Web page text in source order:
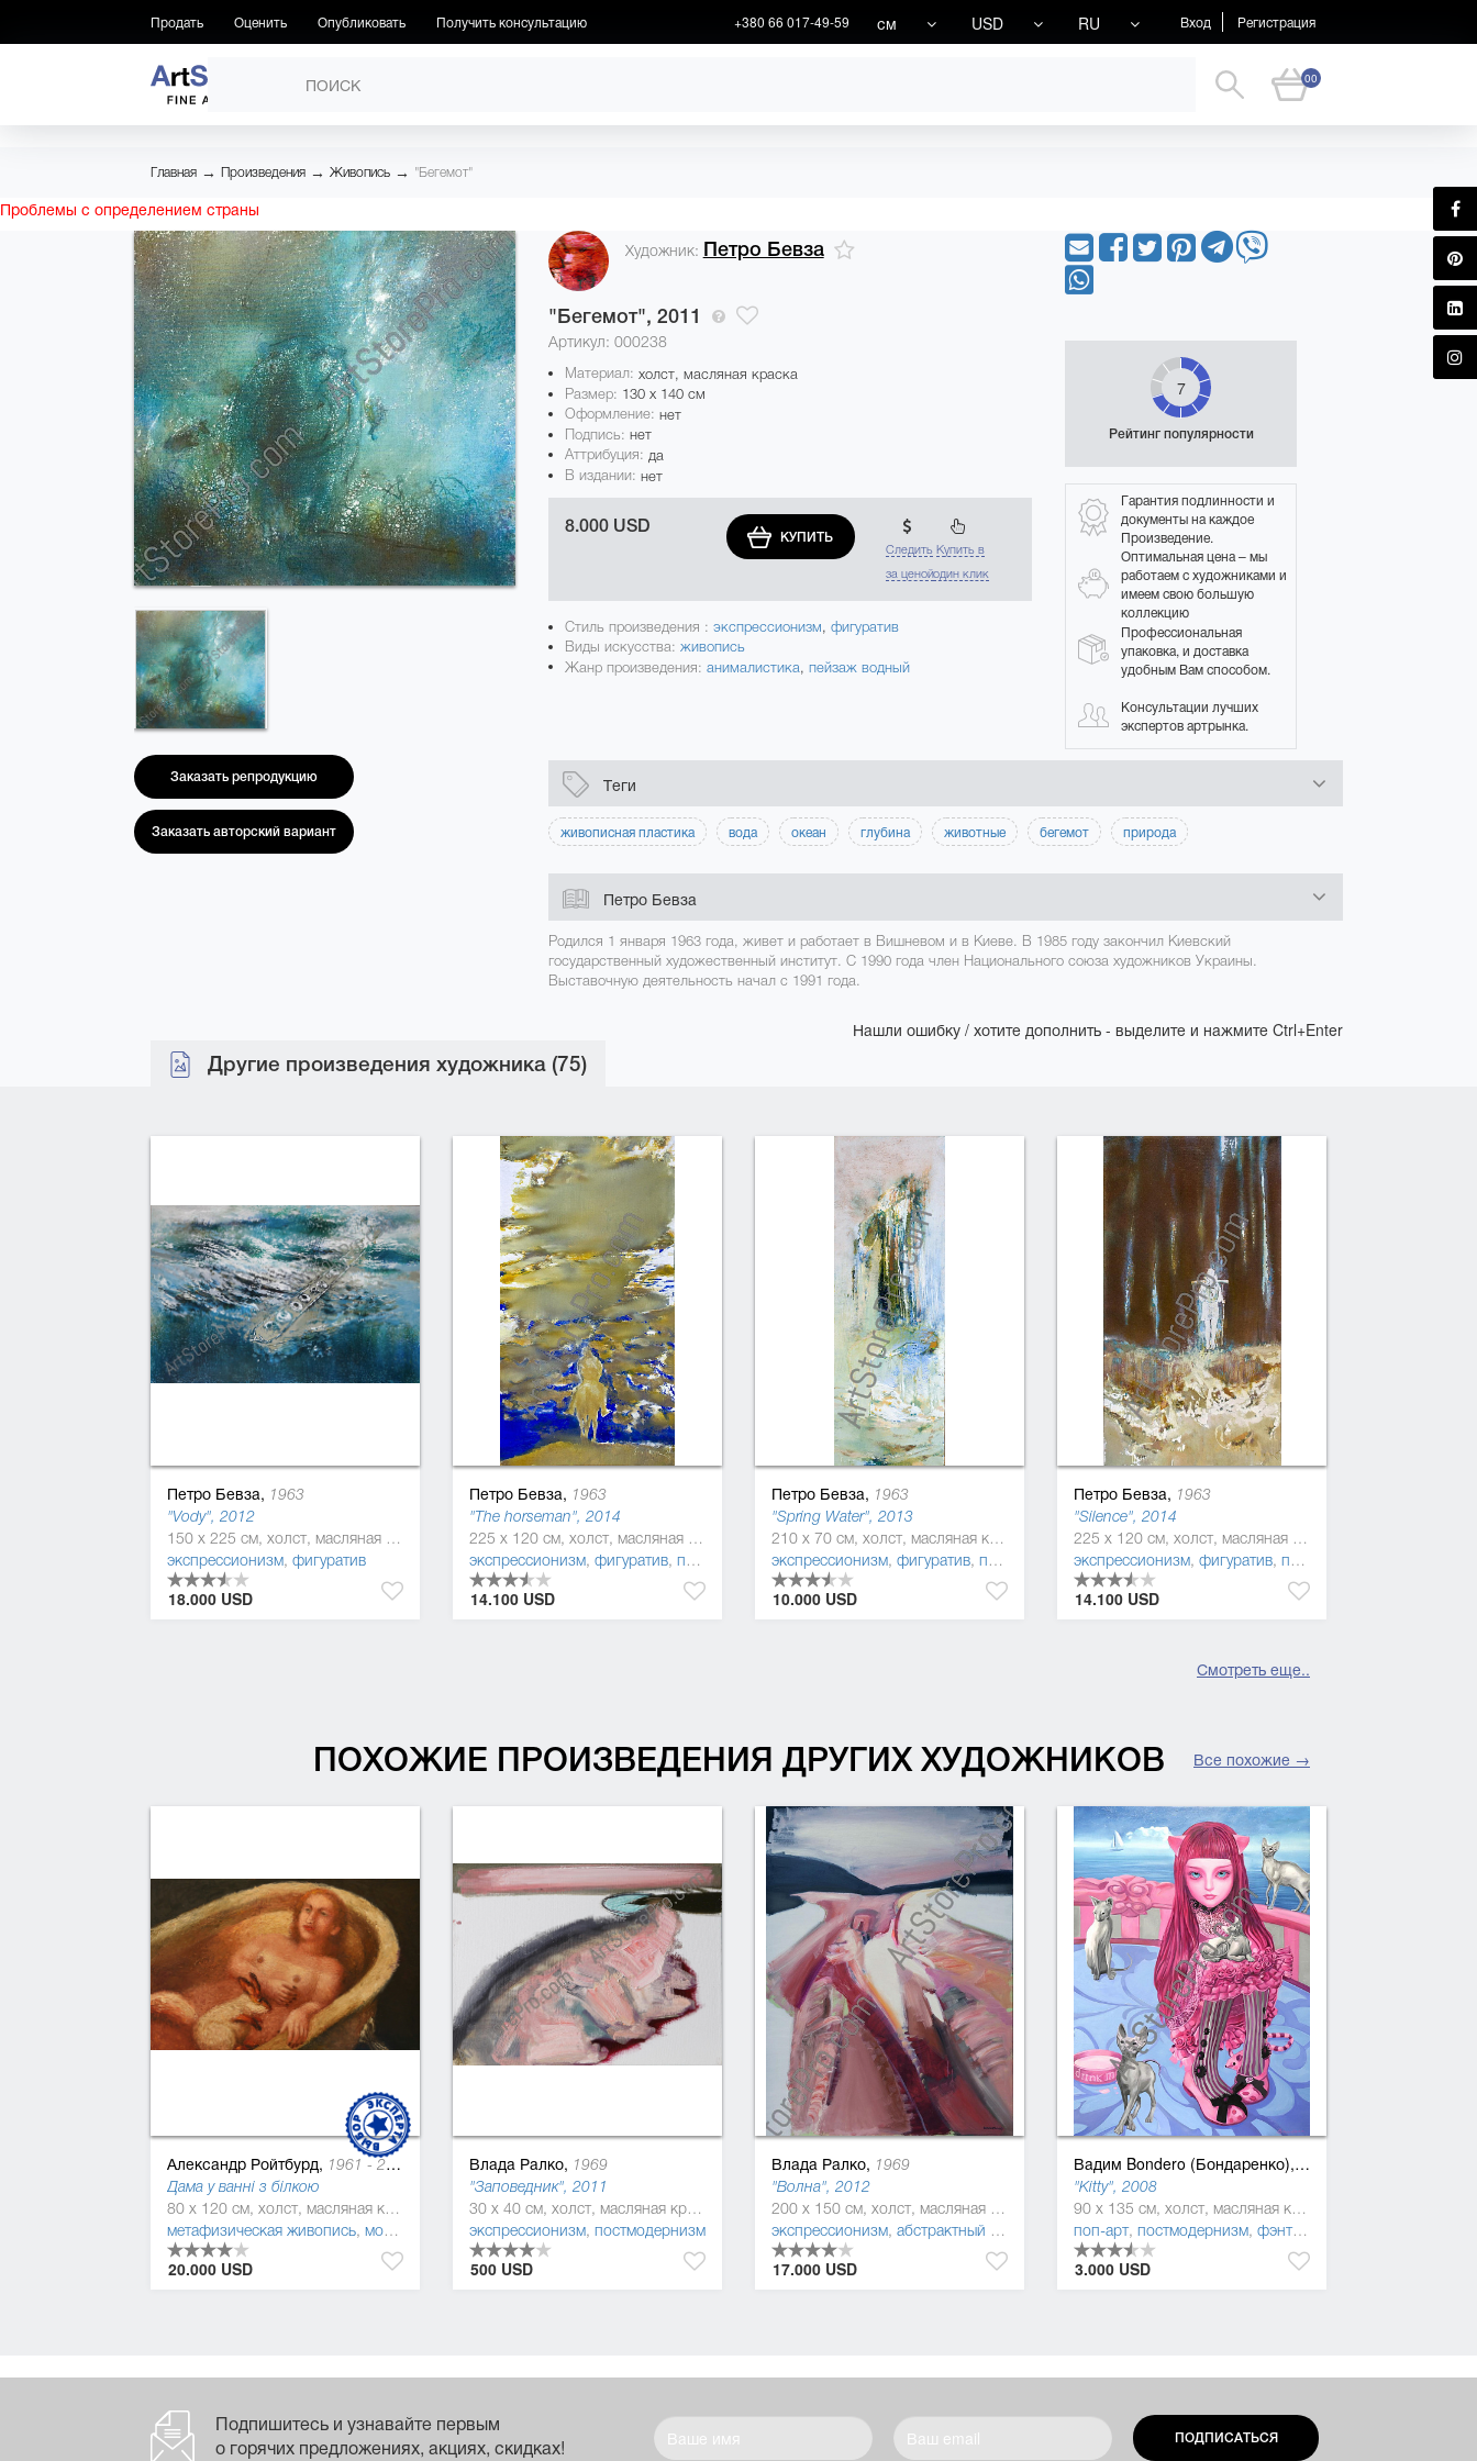
Продать Оценить Опубликовать Получить консультацию Вход Регистрация
+380 66 017-49-59 см USD RU
00
ПРОИЗВЕДЕНИЯ
Главная → Произведения → Живопись → "Бегемот"
Проблемы с определением страны
Заказать репродукцию
Заказать авторский вариант
Художник: Петро Бевза
"Бегемот", 2011
Артикул: 000238
Материал: холст, масляная краска
Размер: 130 x 140 см
Оформление: нет
Подпись: нет
Аттрибуция: да
В издании: нет
8.000 USD
КУПИТЬ
Следить
за ценой
Купить в
один клик
Стиль произведения : экспрессионизм, фигуратив
Виды искусства: живопись
Жанр произведения: анималистика, пейзаж водный
7
Рейтинг популярности
Гарантия подлинности и
документы на каждое
Произведение.
Оптимальная цена – мы
работаем с художниками и
имеем свою большую
коллекцию
Профессиональная
упаковка, и доставка
удобным Вам способом.
Консультации лучших
экспертов артрынка.
Теги
живописная пластика вода океан глубина животные бегемот природа
Петро Бевза
Родился 1 января 1963 года, живет и работает в Вишневом и в Киеве. В 1985 году закончил Киевский
государственный художественный институт. С 1990 года член Национального союза художников Украины.
Выставочную деятельность начал с 1991 года.
Нашли ошибку / хотите дополнить - выделите и нажмите Ctrl+Enter
Другие произведения художника (75)
Петро Бевза, 1963
"Vody", 2012
150 x 225 см, холст, масляная краска
экспрессионизм, фигуратив
18.000 USD
Петро Бевза, 1963
"The horseman", 2014
225 x 120 см, холст, масляная краска
экспрессионизм, фигуратив, постмодернизм
14.100 USD
Петро Бевза, 1963
"Spring Water", 2013
210 x 70 см, холст, масляная краска
экспрессионизм, фигуратив, постмодернизм
10.000 USD
Петро Бевза, 1963
"Silence", 2014
225 x 120 см, холст, масляная краска
экспрессионизм, фигуратив, постмодернизм
14.100 USD
Смотреть еще..
ПОХОЖИЕ ПРОИЗВЕДЕНИЯ ДРУГИХ ХУДОЖНИКОВ Все похожие →
Александр Ройтбурд, 1961 - 2021
Дама у ванні з білкою
80 x 120 см, холст, масляная краска
метафизическая живопись, модернизм неореализм,постмодернизм,реализм символизм,метареализм,сюрреализм фигуратив
20.000 USD
Влада Ралко, 1969
"Заповедник", 2011
30 x 40 см, холст, масляная краска
экспрессионизм, постмодернизм
500 USD
Влада Ралко, 1969
"Волна", 2012
200 x 150 см, холст, масляная краска
экспрессионизм, абстрактный экспрессионизм
17.000 USD
Вадим Bondero (Бондаренко),1967
"Kitty", 2008
90 x 135 см, холст, масляная краска
поп-арт, постмодернизм, фэнтези
3.000 USD
Подпишитесь и узнавайте первым
о горячих предложениях, акциях, скидках!
ПОДПИСАТЬСЯ